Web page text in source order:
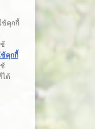
ช้คุกกี้
คุกกี้
ด้